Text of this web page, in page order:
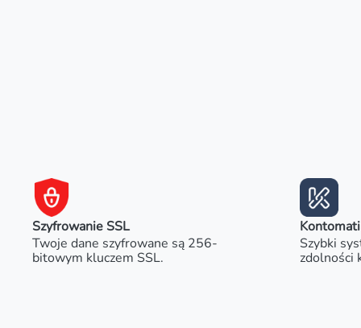
Szyfrowanie SSL
Twoje dane szyfrowane są 256-
bitowym kluczem SSL.
Szybki
zdolności